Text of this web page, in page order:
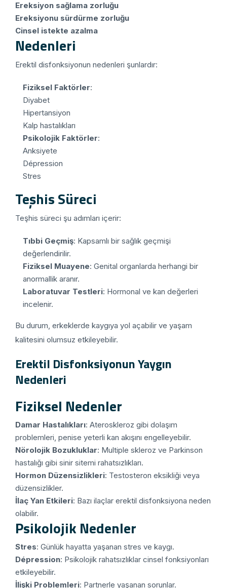
Ereksiyon sağlama zorluğu
Ereksiyonu sürdürme zorluğu
Cinsel istekte azalma
Nedenleri
Erektil disfonksiyonun nedenleri şunlardır:
Fiziksel Faktörler:
Diyabet
Hipertansiyon
Kalp hastalıkları
Psikolojik Faktörler:
Anksiyete
Dépression
Stres
Teşhis Süreci
Teşhis süreci şu adımları içerir:
Tıbbi Geçmiş: Kapsamlı bir sağlık geçmişi
değerlendirilir.
Fiziksel Muayene: Genital organlarda herhangi bir
anormallik aranır.
Laboratuvar Testleri: Hormonal ve kan değerleri
incelenir.
Bu durum, erkeklerde kaygıya yol açabilir ve yaşam
kalitesini olumsuz etkileyebilir.
Erektil Disfonksiyonun Yaygın
Nedenleri
Fiziksel Nedenler
Damar Hastalıkları: Ateroskleroz gibi dolaşım
problemleri, penise yeterli kan akışını engelleyebilir.
Nörolojik Bozukluklar: Multiple skleroz ve Parkinson
hastalığı gibi sinir sitemi rahatsızlıkları.
Hormon Düzensizlikleri: Testosteron eksikliği veya
düzensizlikler.
İlaç Yan Etkileri: Bazı ilaçlar erektil disfonksiyona neden
olabilir.
Psikolojik Nedenler
Stres: Günlük hayatta yaşanan stres ve kaygı.
Dépression: Psikolojik rahatsızlıklar cinsel fonksiyonları
etkileyebilir.
İlişki Problemleri: Partnerle yaşanan sorunlar.